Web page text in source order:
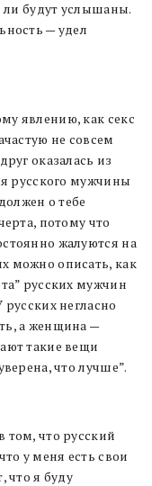
ли будут услышаны.
— удел
явлению, как секс
не совсем
оказалась из
русского мужчины
о тебе
потому что
жалуются на
можно описать, как
русских мужчин
негласно
а женщина —
такие вещи
что лучше”.
том, что русский
у меня есть свои
что я буду